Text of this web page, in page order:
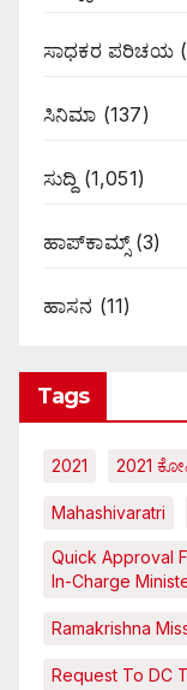
ಸಾಧಕರ ಪರಿಚಯ
ಸಿನಿಮಾ (137)
ಸುದ್ದಿ (1,051)
ಹಾಪ್‌ಕಾಮ್ಸ್‌(3)
ಹಾಸನ (11)
Tags
2021 2021
Mahashivaratri
Quick Approval
In-Charge
Ramakrishna
Request To DC